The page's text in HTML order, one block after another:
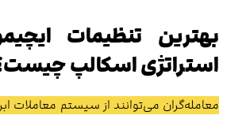
بهترین تنظیمات
استراتژی اسکالپ